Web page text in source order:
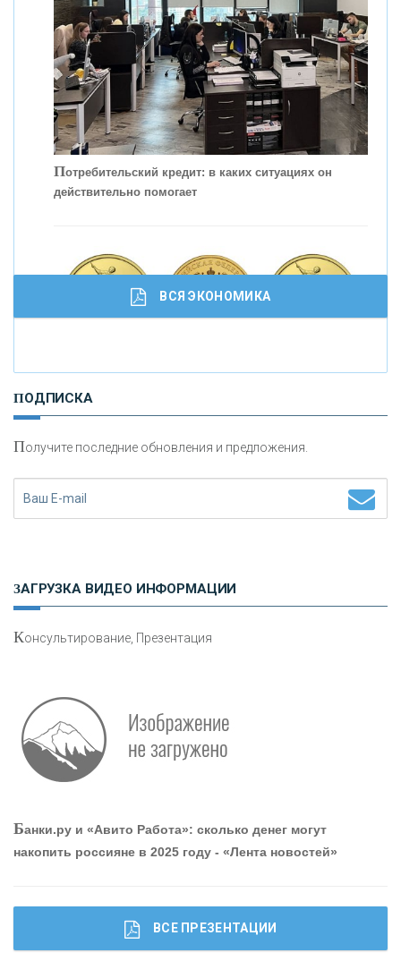
привлечь и удержать персонал - «Интервью»
Потребительский кредит: в каких ситуациях он
действительно помогает
И
сохранения и увеличения капитала
ВСЯ ЭКОНОМИКА
ПОДПИСКА
Получите последние обновления и предложения.
ЗАГРУЗКА ВИДЕО ИНФОРМАЦИИ
Консультирование, Презентация
Банки.ру и «Авито Работа»: сколько денег могут
накопить россияне в 2025 году - «Лента новостей»
ВСЕ ПРЕЗЕНТАЦИИ